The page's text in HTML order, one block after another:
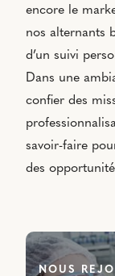
encore le
nos alternants
d’un suivi
Dans une
confier des
savoir-faire
des
NOUS